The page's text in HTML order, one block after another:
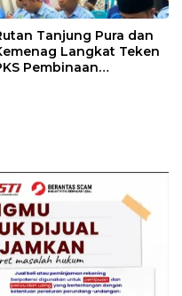
Tanjung Pura dan
Langkat Teken
Pembinaan